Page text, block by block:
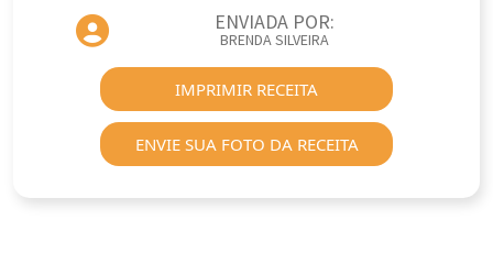
ENVIADA POR:
BRENDA SILVEIRA
IMPRIMIR RECEITA
ENVIE SUA FOTO DA RECEITA